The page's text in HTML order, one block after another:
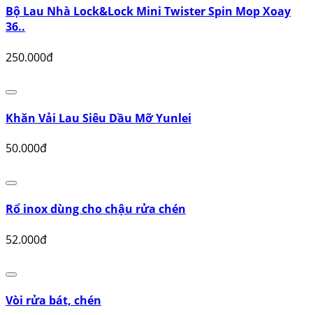
36..
250.000đ
Khăn Vải Lau Siêu Dầu Mỡ Yunlei
50.000đ